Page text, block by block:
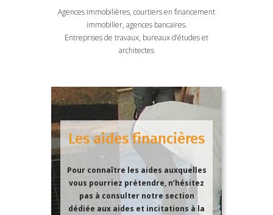
Agences immobilières, courtiers en financement
immobilier, agences bancaires.
Entreprises de travaux, bureaux d’études et
architectes
Les aides financières
Pour connaître les aides auxquelles
vous pourriez prétendre, n’hésitez
pas à consulter notre section
dédiée aux aides et incitations à la